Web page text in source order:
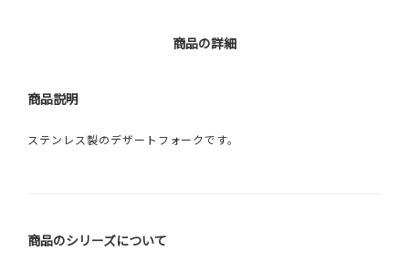
商品の詳細
商品説明
ステンレス製のデザートフォークです。
商品のシリーズについて